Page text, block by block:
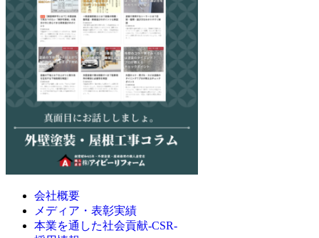
会社概要
メディア・表彰実績
本業を通した社会貢献-CSR-